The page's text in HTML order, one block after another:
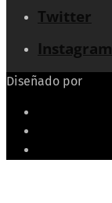
Twitter
Instagram
Diseñado por